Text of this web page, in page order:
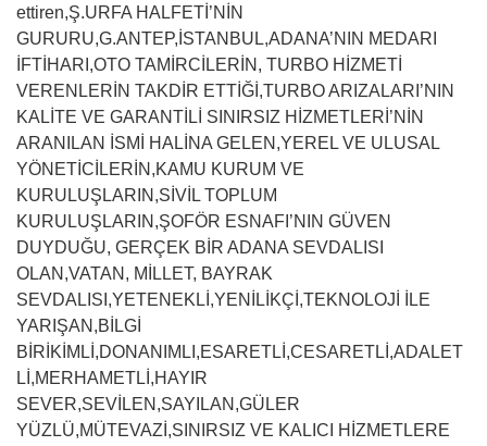
ettiren,Ş.URFA HALFETİ’NİN
GURURU,G.ANTEP,İSTANBUL,ADANA’NIN MEDARI
İFTİHARI,OTO TAMİRCİLERİN, TURBO HİZMETİ
VERENLERİN TAKDİR ETTİĞİ,TURBO ARIZALARI’NIN
KALİTE VE GARANTİLİ SINIRSIZ HİZMETLERİ’NİN
ARANILAN İSMİ HALİNA GELEN,YEREL VE ULUSAL
YÖNETİCİLERİN,KAMU KURUM VE
KURULUŞLARIN,SİVİL TOPLUM
KURULUŞLARIN,ŞOFÖR ESNAFI’NIN GÜVEN
DUYDUĞU, GERÇEK BİR ADANA SEVDALISI
OLAN,VATAN, MİLLET, BAYRAK
SEVDALISI,YETENEKLİ,YENİLİKÇİ,TEKNOLOJİ İLE
YARIŞAN,BİLGİ
BİRİKİMLİ,DONANIMLI,ESARETLİ,CESARETLİ,ADALET
Lİ,MERHAMETLİ,HAYIR
SEVER,SEVİLEN,SAYILAN,GÜLER
YÜZLÜ,MÜTEVAZİ,SINIRSIZ VE KALICI HİZMETLERE